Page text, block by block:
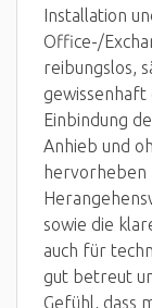
Installation
Office-/
reibungslos,
gewissenhaft
Einbindung
Anhieb und
hervorheben
sowie die
auch für
gut betreut
Gefühl, dass